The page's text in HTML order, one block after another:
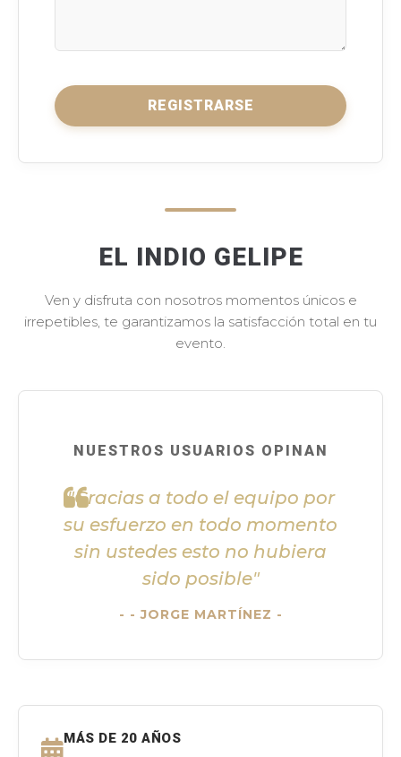
REGISTRARSE
EL INDIO GELIPE
Ven y disfruta con nosotros momentos únicos e
irrepetibles, te garantizamos la satisfacción total en tu
evento.
NUESTROS USUARIOS OPINAN
"Gracias a todo el equipo por
su esfuerzo en todo momento
sin ustedes esto no hubiera
sido posible"
- JORGE MARTÍNEZ -
MÁS DE 20 AÑOS